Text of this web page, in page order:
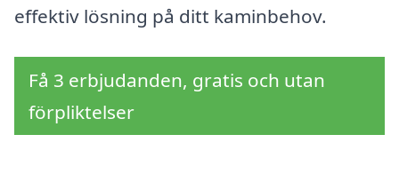
effektiv lösning på ditt kaminbehov.
Få 3 erbjudanden, gratis och utan
förpliktelser